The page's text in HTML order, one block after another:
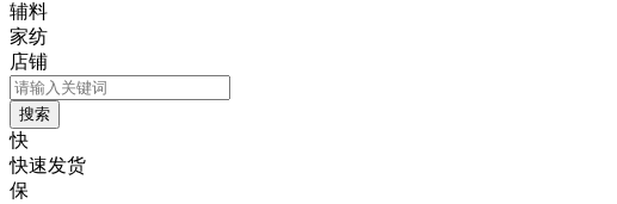
辅料
家纺
店铺
快
快速发货
保